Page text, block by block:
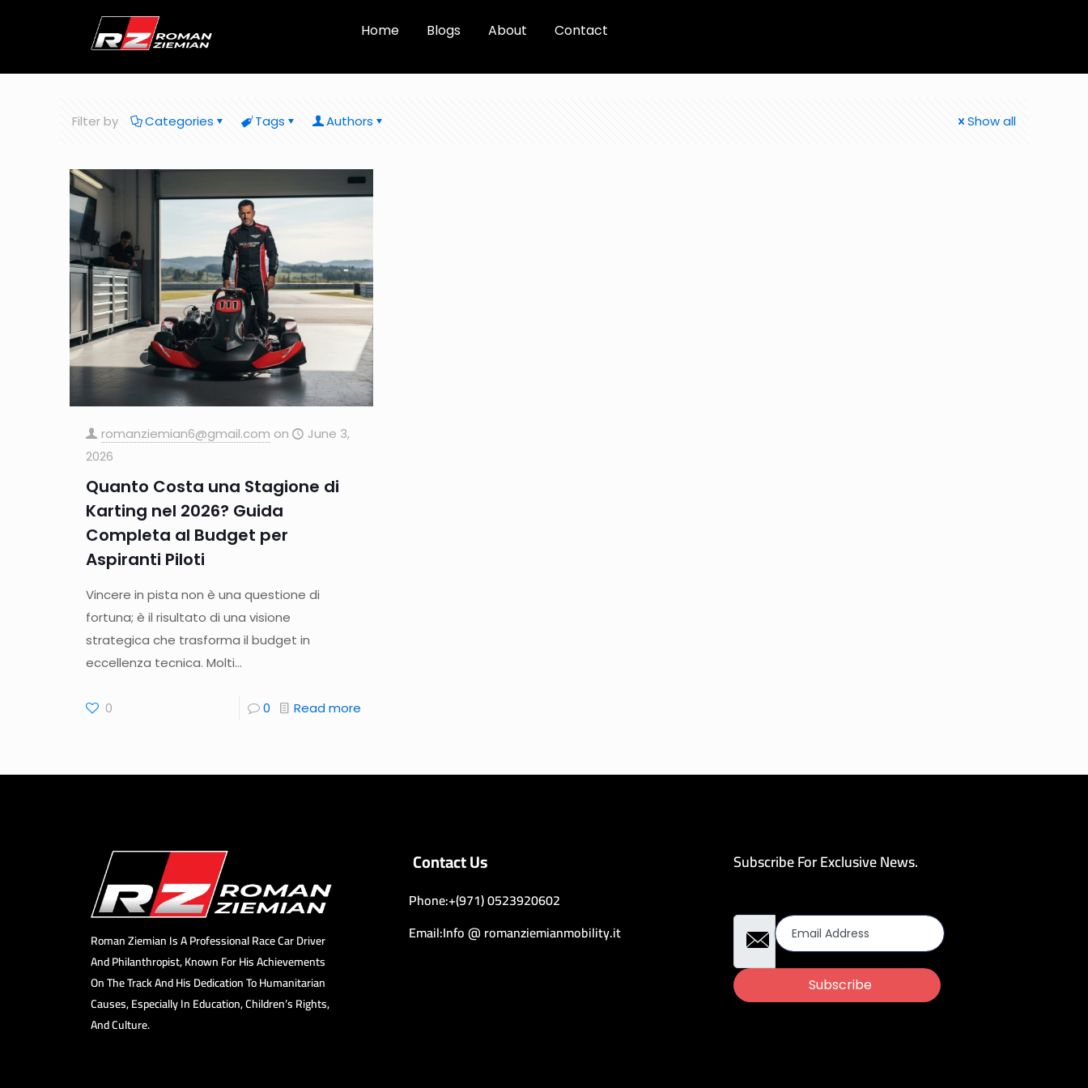
Home Blogs About Contact
Filter by Categories Tags Authors Show all
romanziemian6@gmail.com on
June 3,
2026
Quanto Costa una Stagione di
Karting nel 2026? Guida
Completa al Budget per
Aspiranti Piloti
Vincere in pista non è una questione di
fortuna; è il risultato di una visione
strategica che trasforma il budget in
eccellenza tecnica. Molti...
0 0 Read more
Roman Ziemian Is A Professional Race Car Driver
And Philanthropist, Known For His Achievements
On The Track And His Dedication To Humanitarian
Causes, Especially In Education, Children’s Rights,
And Culture.
Contact Us
Phone:+(971) 0523920602
Email:Info @ romanziemianmobility.it
Subscribe For Exclusive News.
Subscribe